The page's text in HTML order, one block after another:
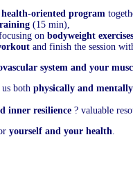
health-oriented program
(15 min),
on bodyweight exercises
and finish the session
system and your
both physically and mentally
inner resilience ? valuable
yourself and your health.